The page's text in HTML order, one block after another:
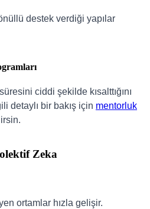
destek verdiği yapılar
ciddi şekilde kısalttığını
detaylı bir bakış için mentorluk
Zeka
ortamlar hızla gelişir.